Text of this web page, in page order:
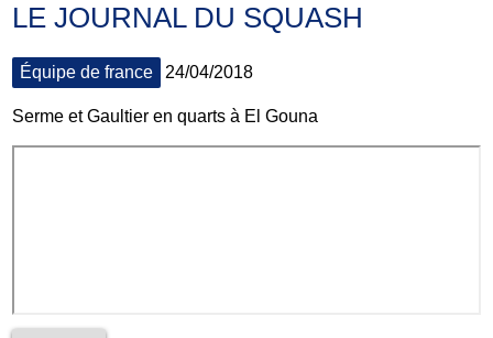
LE JOURNAL DU SQUASH
Équipe de france 24/04/2018
Serme et Gaultier en quarts à El Gouna